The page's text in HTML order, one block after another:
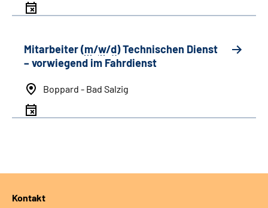
Mitarbeiter (m/w/d) Technischen Dienst
– vorwiegend im Fahrdienst
Boppard - Bad Salzig
Kontakt